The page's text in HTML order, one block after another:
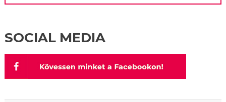
SOCIAL MEDIA